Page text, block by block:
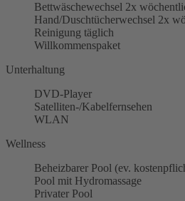
Bettwäschewechsel 2x
Hand/Duschtücherwechsel 2x
Reinigung täglich
Willkommenspaket
Unterhaltung
DVD-Player
Satelliten-/Kabelfernsehen
WLAN
Wellness
Beheizbarer Pool (ev.
Pool mit Hydromassage
Privater Pool